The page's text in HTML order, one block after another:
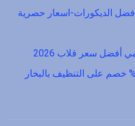
الديكورات-اسعار حصرية
أفضل سعر قلاب 2026